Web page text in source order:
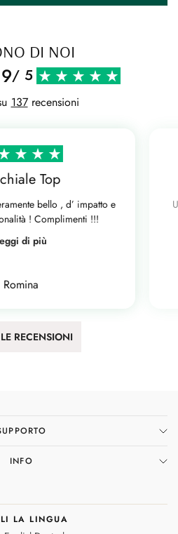
DI NOI
/ 5
137recensioni
Top
bello , d’ impatto e
! Complimenti !!!
di più
Romina
RECENSIONI
INFO
LA LINGUA